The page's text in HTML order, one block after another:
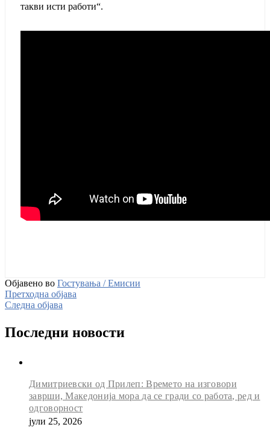
такви исти работи“.
Објавено во Гостувања / Емисии
Претходна објава
Следна објава
Последни новости
Димитриевски од Прилеп: Времето на изговори
заврши, Македонија мора да се гради со работа, ред и
одговорност
јули 25, 2026